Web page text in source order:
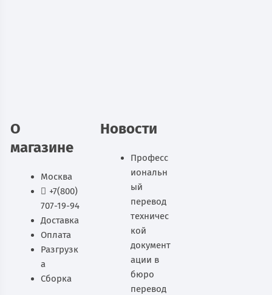
О
магазине
Москва
+7(800)
707-19-94
Доставка
Оплата
Разгрузк
а
Сборка
Новости
Професс
иональн
ый
перевод
техничес
кой
документ
ации в
бюро
перевод